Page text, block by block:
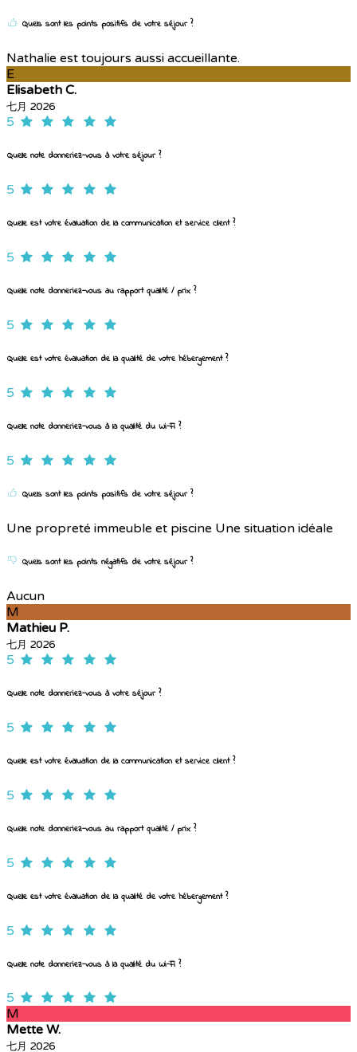
Quels sont les points positifs de votre séjour ?
Nathalie est toujours aussi accueillante.
E
Elisabeth C.
七月 2026
5
Quelle note donneriez-vous à votre séjour ?
5
Quelle est votre évaluation de la communication et service client ?
5
Quelle note donneriez-vous au rapport qualité / prix ?
5
Quelle est votre évaluation de la qualité de votre hébergement ?
5
Quelle note donneriez-vous à la qualité du Wi-Fi ?
5
Quels sont les points positifs de votre séjour ?
Une propreté immeuble et piscine Une situation idéale
Quels sont les points négatifs de votre séjour ?
Aucun
M
Mathieu P.
七月 2026
5
Quelle note donneriez-vous à votre séjour ?
5
Quelle est votre évaluation de la communication et service client ?
5
Quelle note donneriez-vous au rapport qualité / prix ?
5
Quelle est votre évaluation de la qualité de votre hébergement ?
5
Quelle note donneriez-vous à la qualité du Wi-Fi ?
5
M
Mette W.
七月 2026